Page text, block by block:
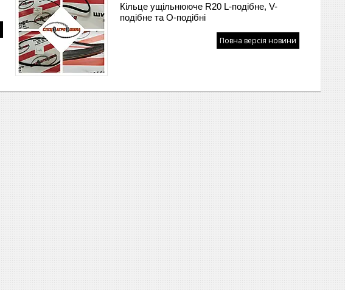
Кільце ущільнююче R20 L-подібне, V-
подібне та O-подібні
Повна версія новини